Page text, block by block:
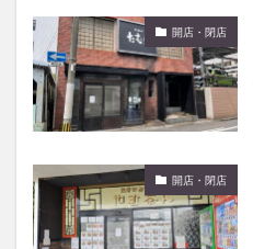
開店・閉店
開店・閉店